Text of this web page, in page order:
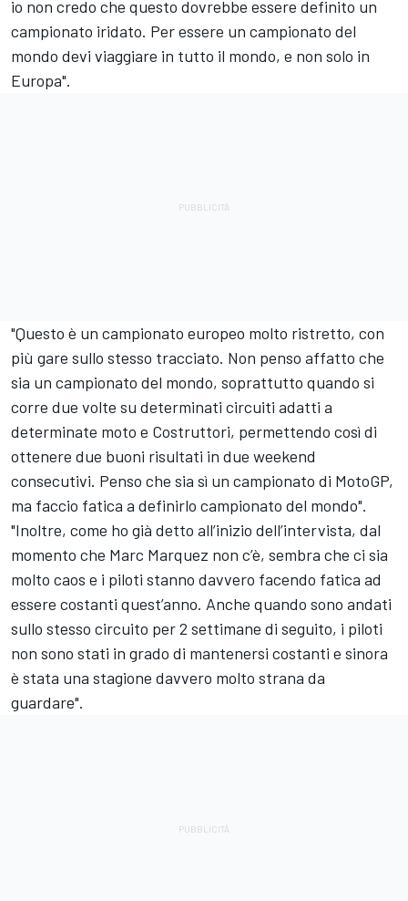
io non credo che questo dovrebbe essere definito un
campionato iridato. Per essere un campionato del
mondo devi viaggiare in tutto il mondo, e non solo in
Europa".
"Questo è un campionato europeo molto ristretto, con
più gare sullo stesso tracciato. Non penso affatto che
sia un campionato del mondo, soprattutto quando si
corre due volte su determinati circuiti adatti a
determinate moto e Costruttori, permettendo così di
ottenere due buoni risultati in due weekend
consecutivi. Penso che sia sì un campionato di MotoGP,
ma faccio fatica a definirlo campionato del mondo".
"Inoltre, come ho già detto all’inizio dell’intervista, dal
momento che Marc Marquez non c’è, sembra che ci sia
molto caos e i piloti stanno davvero facendo fatica ad
essere costanti quest’anno. Anche quando sono andati
sullo stesso circuito per 2 settimane di seguito, i piloti
non sono stati in grado di mantenersi costanti e sinora
è stata una stagione davvero molto strana da
guardare".